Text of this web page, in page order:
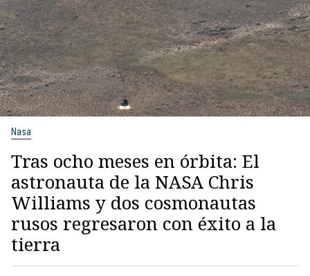
Nasa
Tras ocho meses en órbita: El
astronauta de la NASA Chris
Williams y dos cosmonautas
rusos regresaron con éxito a la
tierra